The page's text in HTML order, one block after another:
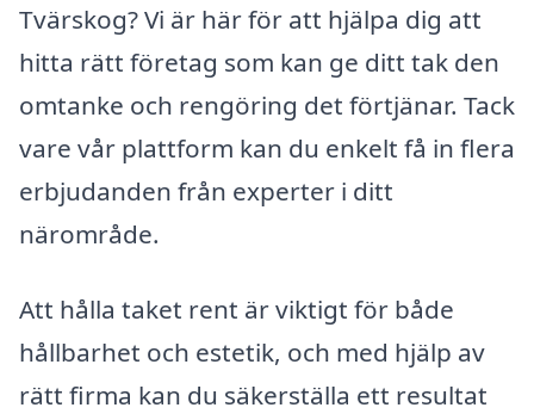
Tvärskog? Vi är här för att hjälpa dig att
hitta rätt företag som kan ge ditt tak den
omtanke och rengöring det förtjänar. Tack
vare vår plattform kan du enkelt få in flera
erbjudanden från experter i ditt
närområde.
Att hålla taket rent är viktigt för både
hållbarhet och estetik, och med hjälp av
rätt firma kan du säkerställa ett resultat